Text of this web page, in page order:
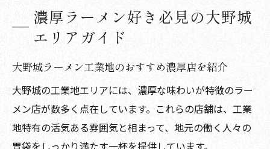
濃厚ラーメン好き必見の大野城
エリアガイド
大野城ラーメン工業地のおすすめ濃厚店を紹介
大野城の工業地エリアには、濃厚な味わいが特徴のラー
メン店が数多く点在しています。これらの店舗は、工業
地特有の活気ある雰囲気と相まって、地元の働く人々の
胃袋をしっかり満たす一杯を提供しています。